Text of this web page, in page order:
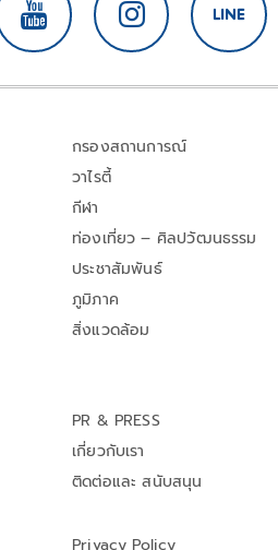
กรองสถานการณ์
วาไรตี้
กีฬา
ท่องเที่ยว – ศิลปวัฒนธรรม
ประชาสัมพันธ์
ภูมิภาค
สิ่งแวดล้อม
PR & PRESS
เกี่ยวกับเรา
ติดต่อและ สนับสนุน
Privacy Policy